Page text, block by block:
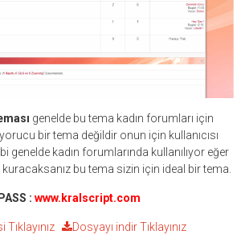
genelde bu tema kadın forumları için
bir tema değildir onun için kullanıcısı
genelde kadın forumlarında kullanılıyor eğer
bu tema sizin için ideal bir tema.
: www.kralscript.com
Tıklayınız Dosyayı indirTıklayınız